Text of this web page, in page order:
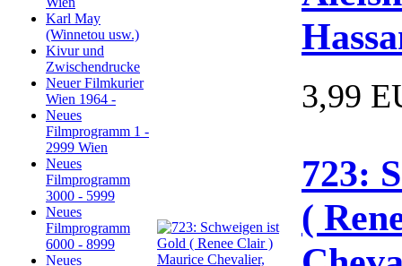
Karl May
(Winnetou usw.)
Kivur und
Zwischendrucke
Neuer Filmkurier
Wien 1964 -
Neues
Filmprogramm 1 -
2999 Wien
Neues
Filmprogramm
3000 - 5999
Neues
Filmprogramm
6000 - 8999
Neues
3,99
723:
(